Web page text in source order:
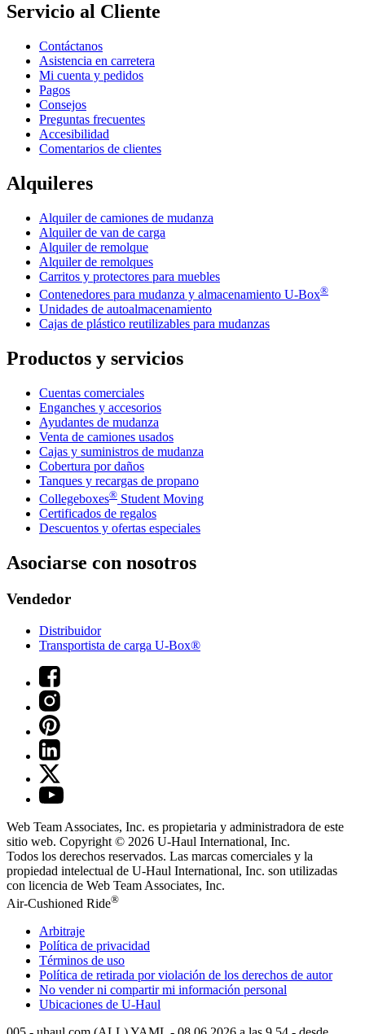
Servicio al Cliente
Contáctanos
Asistencia en carretera
Mi cuenta y pedidos
Pagos
Consejos
Preguntas frecuentes
Accesibilidad
Comentarios de clientes
Alquileres
Alquiler de camiones de mudanza
Alquiler de van de carga
Alquiler de remolque
Alquiler de remolques
Carritos y protectores para muebles
Contenedores para mudanza y almacenamiento U-Box®
Unidades de autoalmacenamiento
Cajas de plástico reutilizables para mudanzas
Productos y servicios
Cuentas comerciales
Enganches y accesorios
Ayudantes de mudanza
Venta de camiones usados
Cajas y suministros de mudanza
Cobertura por daños
Tanques y recargas de propano
Collegeboxes® Student Moving
Certificados de regalos
Descuentos y ofertas especiales
Asociarse con nosotros
Vendedor
Distribuidor
Transportista de carga U-Box®
Web Team Associates, Inc. es propietaria y administradora de este
sitio web. Copyright © 2026 U-Haul International, Inc.
Todos los derechos reservados. Las marcas comerciales y la
propiedad intelectual de U-Haul International, Inc. son utilizadas
con licencia de Web Team Associates, Inc.
Air-Cushioned Ride®
Arbitraje
Política de privacidad
Términos de uso
Política de retirada por violación de los derechos de autor
No vender ni compartir mi información personal
Ubicaciones de U-Haul